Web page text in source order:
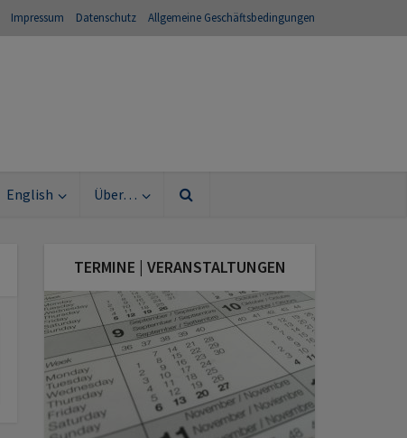
Impressum Datenschutz Allgemeine Geschäftsbedingungen
English Über…
TERMINE | VERANSTALTUNGEN